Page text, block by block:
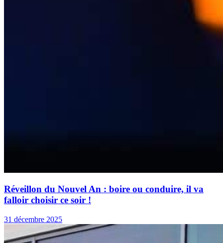
Réveillon du Nouvel An : boire ou conduire, il va
falloir choisir ce soir !
31 décembre 2025